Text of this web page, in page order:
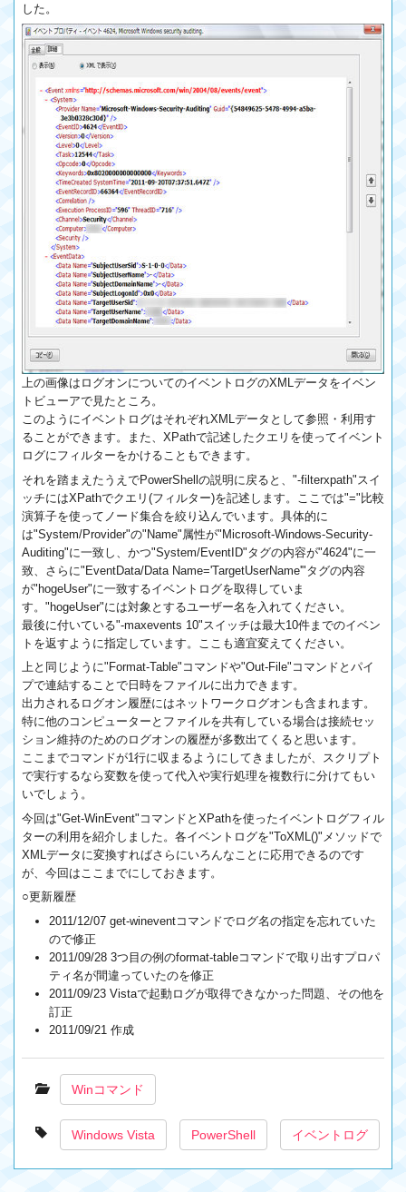
した。
上の画像はログオンについてのイベントログのXMLデータをイベン
トビューアで見たところ。
このようにイベントログはそれぞれXMLデータとして参照・利用す
ることができます。また、XPathで記述したクエリを使ってイベント
ログにフィルターをかけることもできます。
それを踏まえたうえでPowerShellの説明に戻ると、"-filterxpath"スイ
ッチにはXPathでクエリ(フィルター)を記述します。ここでは"="比較
演算子を使ってノード集合を絞り込んでいます。具体的に
は"System/Provider"の"Name"属性が"Microsoft-Windows-Security-
Auditing"に一致し、かつ"System/EventID"タグの内容が"4624"に一
致、さらに"EventData/Data Name='TargetUserName'"タグの内容
が"hogeUser"に一致するイベントログを取得していま
す。"hogeUser"には対象とするユーザー名を入れてください。
最後に付いている"-maxevents 10"スイッチは最大10件までのイベン
トを返すように指定しています。ここも適宜変えてください。
上と同じように"Format-Table"コマンドや"Out-File"コマンドとパイ
プで連結することで日時をファイルに出力できます。
出力されるログオン履歴にはネットワークログオンも含まれます。
特に他のコンピューターとファイルを共有している場合は接続セッ
ション維持のためのログオンの履歴が多数出てくると思います。
ここまでコマンドが1行に収まるようにしてきましたが、スクリプト
で実行するなら変数を使って代入や実行処理を複数行に分けてもい
いでしょう。
今回は"Get-WinEvent"コマンドとXPathを使ったイベントログフィル
ターの利用を紹介しました。各イベントログを"ToXML()"メソッドで
XMLデータに変換すればさらにいろんなことに応用できるのです
が、今回はここまでにしておきます。
○更新履歴
2011/12/07 get-wineventコマンドでログ名の指定を忘れていた
ので修正
2011/09/28 3つ目の例のformat-tableコマンドで取り出すプロパ
ティ名が間違っていたのを修正
2011/09/23 Vistaで起動ログが取得できなかった問題、その他を
訂正
2011/09/21 作成
Winコマンド
Windows Vista PowerShell イベントログ